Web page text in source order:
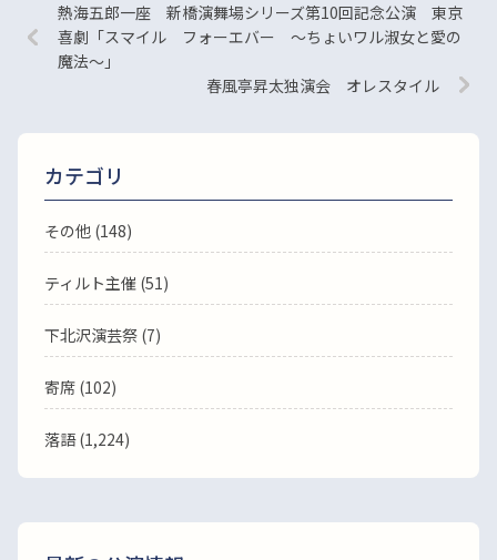
熱海五郎一座 新橋演舞場シリーズ第10回記念公演 東京
喜劇「スマイル フォーエバー ～ちょいワル淑女と愛の
魔法～」
春風亭昇太独演会 オレスタイル
カテゴリ
その他 (148)
ティルト主催 (51)
下北沢演芸祭 (7)
寄席 (102)
落語(1,224)